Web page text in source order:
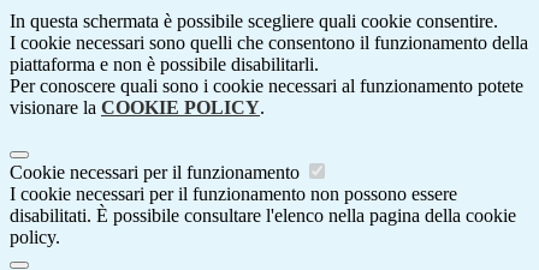
In questa schermata è possibile scegliere quali cookie consentire.
I cookie necessari sono quelli che consentono il funzionamento della
piattaforma e non è possibile disabilitarli.
Per conoscere quali sono i cookie necessari al funzionamento potete
visionare la COOKIE POLICY.
Cookie necessari per il funzionamento
I cookie necessari per il funzionamento non possono essere
disabilitati. È possibile consultare l'elenco nella pagina della cookie
policy.